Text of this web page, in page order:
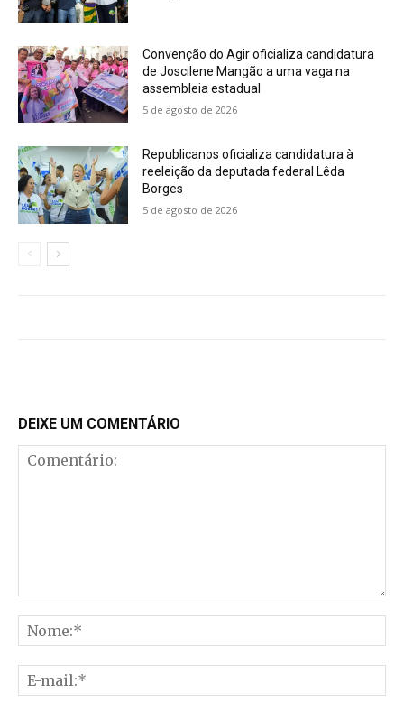
Convenção do Agir oficializa candidatura
de Joscilene Mangão a uma vaga na
assembleia estadual
5 de agosto de 2026
Republicanos oficializa candidatura à
reeleição da deputada federal Lêda
Borges
5 de agosto de 2026
DEIXE UM COMENTÁRIO